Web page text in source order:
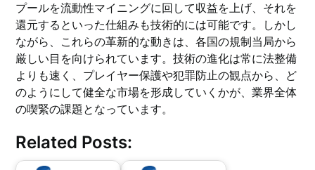
プールを流動性マイニングに回して収益を上げ、それを
還元するといった仕組みも技術的には可能です。しかし
ながら、これらの革新的な動きは、各国の規制当局から
厳しい目を向けられています。技術の進化は常に法整備
よりも速く、プレイヤー保護や犯罪防止の観点から、ど
のようにして健全な市場を形成していくかが、業界全体
の喫緊の課題となっています。
Related Posts: